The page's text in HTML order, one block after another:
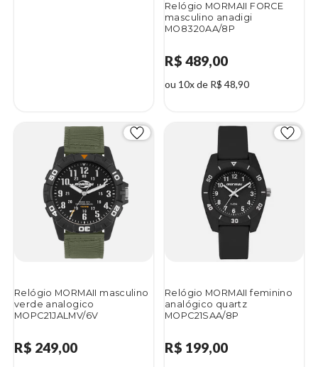
Relógio MORMAII FORCE
masculino anadigi
MO8320AA/8P
R$ 489,00
ou 10x de R$ 48,90
Relógio MORMAII masculino
verde analogico
MOPC21JALMV/6V
R$ 249,00
Relógio MORMAII feminino
analógico quartz
MOPC21SAA/8P
R$ 199,00